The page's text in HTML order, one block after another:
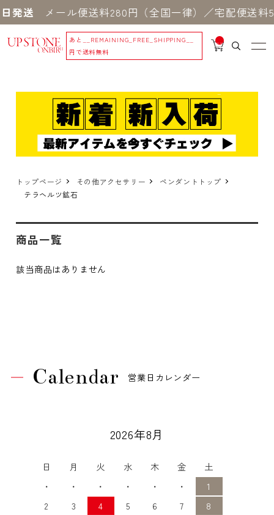
発送メール便送料280円（全国一律）／宅配便送料
あと
__REMAINING_FREE_SHIPPING__
円で送料無料
__
IT
_
トップページ その他アクセサリー
ペンダントトップ
テラヘルツ鉱石
商品一覧
該当商品はありません
Calendar 営業日カレンダー
2026年8月
日 月 火 水 木 金
土
・
・ ・ ・ ・ ・
1
2
3 4 5 6 7
8